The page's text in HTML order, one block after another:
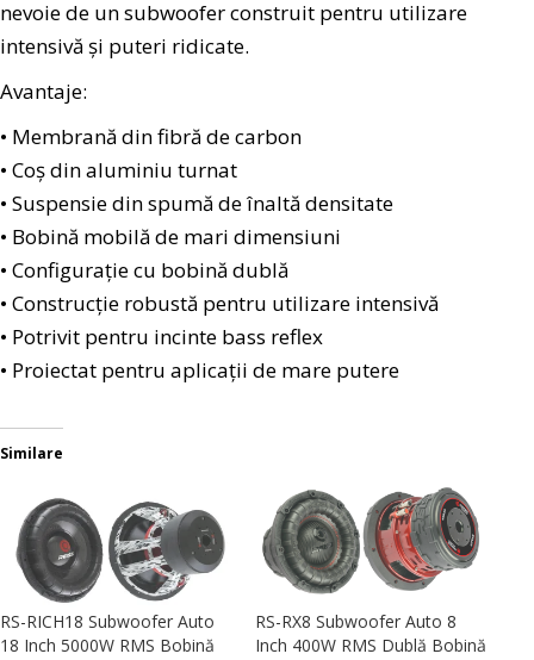
nevoie de un subwoofer construit pentru utilizare
intensivă și puteri ridicate.
Avantaje:
• Membrană din fibră de carbon
• Coș din aluminiu turnat
• Suspensie din spumă de înaltă densitate
• Bobină mobilă de mari dimensiuni
• Configurație cu bobină dublă
• Construcție robustă pentru utilizare intensivă
• Potrivit pentru incinte bass reflex
• Proiectat pentru aplicații de mare putere
Similare
RS-RICH18 Subwoofer Auto
18 Inch 5000W RMS Bobină
RS-RX8 Subwoofer Auto 8
Inch 400W RMS Dublă Bobină